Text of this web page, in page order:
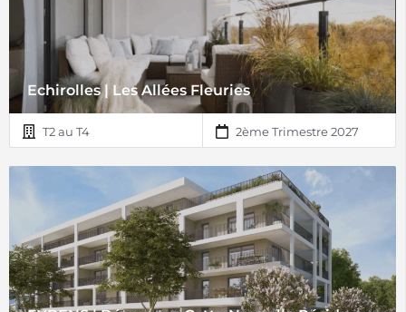
Echirolles | Les Allées Fleuries
T2 au T4 2ème Trimestre 2027